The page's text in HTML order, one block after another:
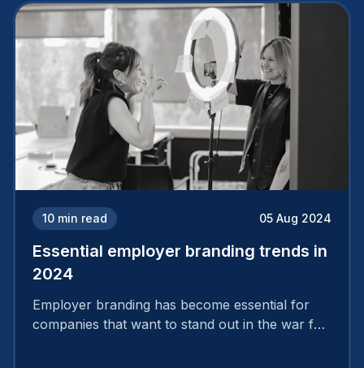
10 min read 05 Aug 2024
Essential employer branding trends in
2024
Employer branding has become essential for
companies that want to stand out in the war for